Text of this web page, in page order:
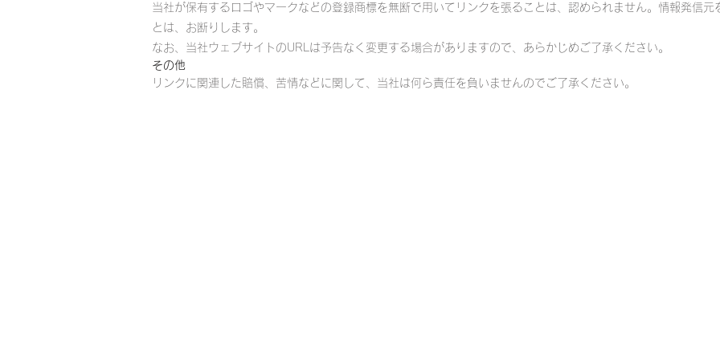
当社が保有するロゴやマークなどの登録商標を無断で用いてリンクを張ることは、認められません。情報発信元
とは、お断りします。
なお、当社ウェブサイトのURLは予告なく変更する場合がありますので、あらかじめご了承ください。
その他
リンクに関連した賠償、苦情などに関して、当社は何ら責任を負いませんのでご了承ください。